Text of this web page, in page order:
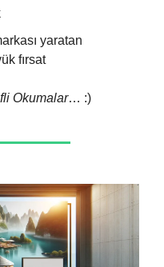
yaratan
fırsat
Okumalar… :)